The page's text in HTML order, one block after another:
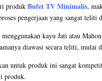
produk Bufet TV Minimalis,
pengerjaan yang sangat
kayu Jati atau
diawasi secara teliti, mulai
untuk produk ini sangat
produk.